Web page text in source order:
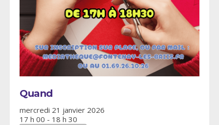
Quand
mercredi 21 janvier 2026
17 h 00 - 18 h 30